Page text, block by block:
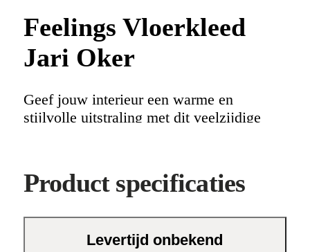
Feelings Vloerkleed
Jari Oker
Geef jouw interieur een warme en
stijlvolle uitstraling met dit veelzijdige
woonstijlen, of je nu kiest voor een
moderne inrichting of een meer klassieke
Product specificaties
Levertijd onbekend